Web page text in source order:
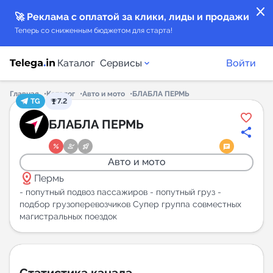
close
🚀 Реклама с оплатой за клики, лиды и продажи
Теперь со сниженным бюджетом для старта!
Каталог Сервисы
Каталог каналов
Каталог ботов
Горящие предложения
Индекс читаемости каналов в Telegram
New
Войти
Главная Каталог Авто и мото
БЛАБЛА ПЕРМЬ
TG
7.2
БЛАБЛА ПЕРМЬ
Авто и мото
distance Пермь
- попутный подвоз пассажиров - попутный груз -
подбор грузоперевозчиков Супер группа совместных
магистральных поездок